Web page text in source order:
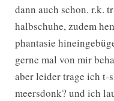
dann auch schon. r.k.
halbschuhe, zudem
phantasie
gerne mal von mir
aber leider trage ich
meersdonk? und ich